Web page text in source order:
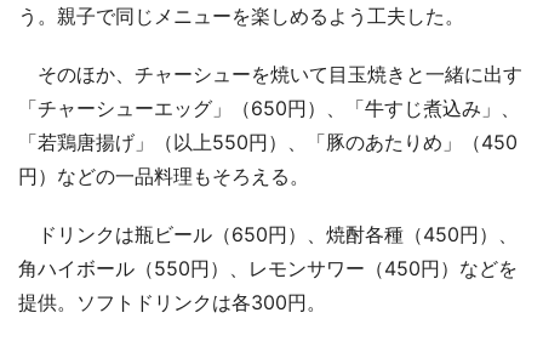
う。親子で同じメニューを楽しめるよう工夫した。
そのほか、チャーシューを焼いて目玉焼きと一緒に出す
「チャーシューエッグ」（650円）、「牛すじ煮込み」、
「若鶏唐揚げ」（以上550円）、「豚のあたりめ」（450
円）などの一品料理もそろえる。
ドリンクは瓶ビール（650円）、焼酎各種（450円）、
角ハイボール（550円）、レモンサワー（450円）などを
提供。ソフトドリンクは各300円。